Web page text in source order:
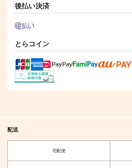
後払い決済
とらコイン
配送
宅配便